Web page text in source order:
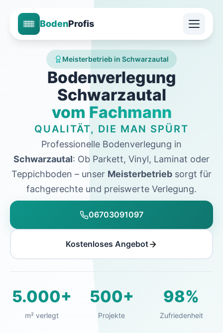
BodenProfis
Meisterbetrieb in Schwarzautal
Bodenverlegung
Schwarzautal
vom Fachmann
QUALITÄT, DIE MAN SPÜRT
Professionelle Bodenverlegung in
Schwarzautal: Ob Parkett, Vinyl, Laminat oder
Teppichboden – unser Meisterbetrieb sorgt für
fachgerechte und preiswerte Verlegung.
06703091097
Kostenloses Angebot
5.000+
m² verlegt
500+
Projekte
98%
Zufriedenheit